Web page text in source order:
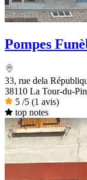
Pompes
33, rue dela
38110 La Tour-du-Pin
5 /5 (1 avis)
top notes